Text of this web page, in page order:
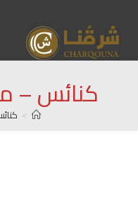
كنائس –
>